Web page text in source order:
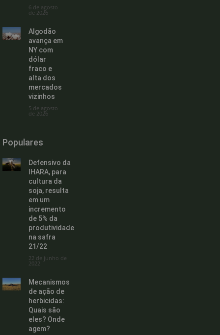
6 de agosto
de 2026
Algodão
avança em
NY com
dólar
fraco e
alta dos
mercados
vizinhos
5 de agosto
de 2026
Populares
Defensivo da
IHARA, para
cultura da
soja, resulta
em um
incremento
de 5% da
produtividade
na safra
21/22
22 de junho de
2022
Mecanismos
de ação de
herbicidas:
Quais são
eles? Onde
agem?